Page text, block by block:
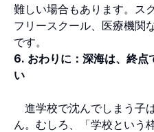
難しい場合もあります。ス
フリースクール、医療機関
です。
6. おわりに：深海は、終点
い
進学校で沈んでしまう子
ん。むしろ、「学校という